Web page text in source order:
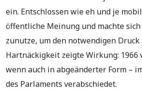
ein. Entschlossen wie eh und je
öffentliche Meinung und machte
zunutze, um den notwendigen
Hartnäckigkeit zeigte Wirkung: 1966
wenn auch in abgeänderter Form –
des Parlaments verabschiedet.